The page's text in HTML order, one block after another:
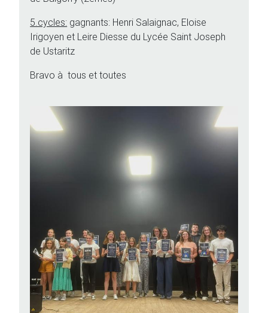
5.cycles: gagnants: Henri Salaignac, Eloise
Irigoyen et Leire Diesse du Lycée Saint Joseph
de Ustaritz
Bravo à tous et toutes